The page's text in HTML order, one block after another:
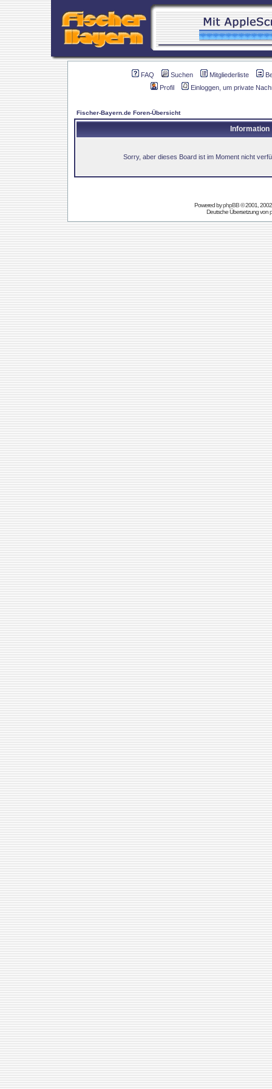
FAQ Suchen Mitgliederliste
Profil
Einloggen, um private
Fischer-Bayern.de Foren-Übersicht
Information
Sorry, aber dieses Board ist im Moment nicht
Powered byphpBB© 2001,
Deutsche Übersetzung von